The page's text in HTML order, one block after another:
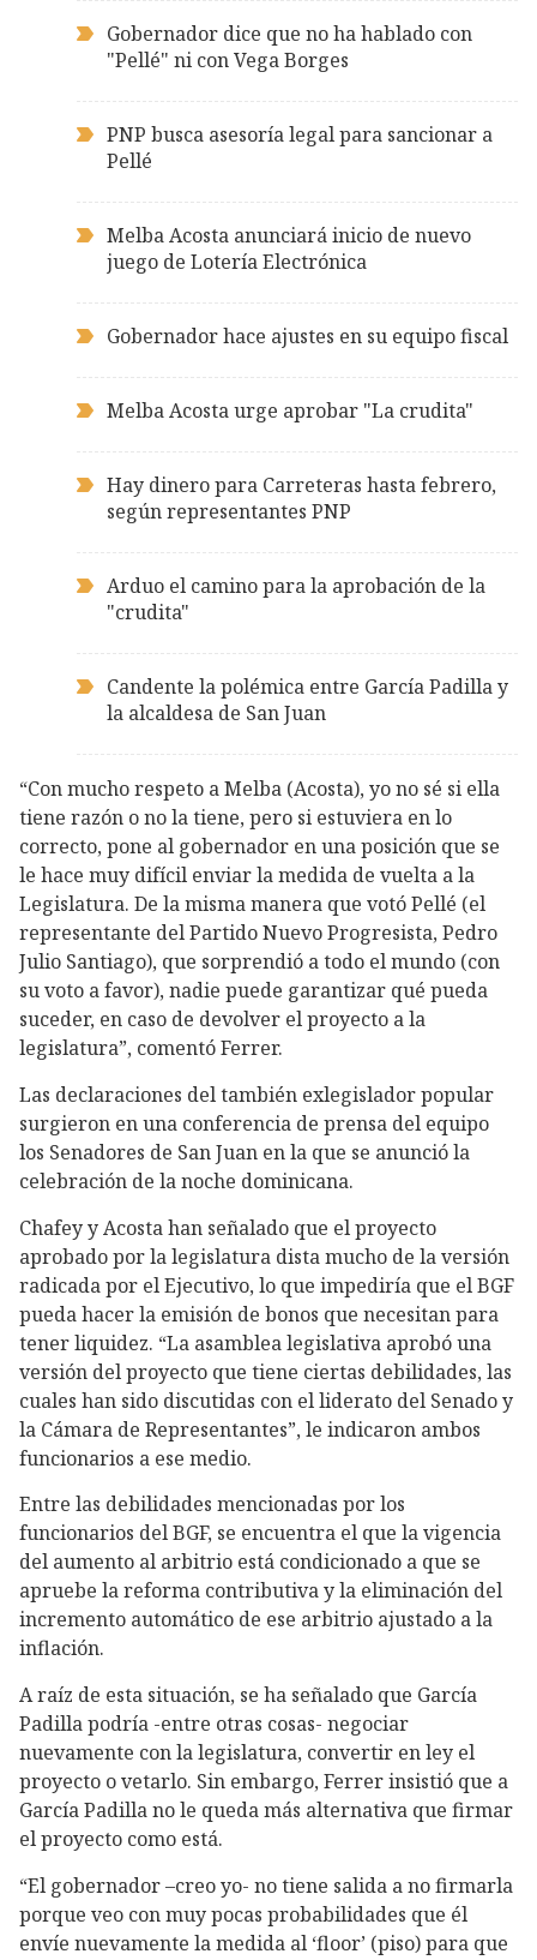
Gobernador dice que no ha hablado con
"Pellé" ni con Vega Borges
PNP busca asesoría legal para sancionar a
Pellé
Melba Acosta anunciará inicio de nuevo
juego de Lotería Electrónica
Gobernador hace ajustes en su equipo fiscal
Melba Acosta urge aprobar "La crudita"
Hay dinero para Carreteras hasta febrero,
según representantes PNP
Arduo el camino para la aprobación de la
"crudita"
Candente la polémica entre García Padilla y
la alcaldesa de San Juan
“Con mucho respeto a Melba (Acosta), yo no sé si ella
tiene razón o no la tiene, pero si estuviera en lo
correcto, pone al gobernador en una posición que se
le hace muy difícil enviar la medida de vuelta a la
Legislatura. De la misma manera que votó Pellé (el
representante del Partido Nuevo Progresista, Pedro
Julio Santiago), que sorprendió a todo el mundo (con
su voto a favor), nadie puede garantizar qué pueda
suceder, en caso de devolver el proyecto a la
legislatura”, comentó Ferrer.
Las declaraciones del también exlegislador popular
surgieron en una conferencia de prensa del equipo
los Senadores de San Juan en la que se anunció la
celebración de la noche dominicana.
Chafey y Acosta han señalado que el proyecto
aprobado por la legislatura dista mucho de la versión
radicada por el Ejecutivo, lo que impediría que el BGF
pueda hacer la emisión de bonos que necesitan para
tener liquidez. “La asamblea legislativa aprobó una
versión del proyecto que tiene ciertas debilidades, las
cuales han sido discutidas con el liderato del Senado y
la Cámara de Representantes”, le indicaron ambos
funcionarios a ese medio.
Entre las debilidades mencionadas por los
funcionarios del BGF, se encuentra el que la vigencia
del aumento al arbitrio está condicionado a que se
apruebe la reforma contributiva y la eliminación del
incremento automático de ese arbitrio ajustado a la
inflación.
A raíz de esta situación, se ha señalado que García
Padilla podría -entre otras cosas- negociar
nuevamente con la legislatura, convertir en ley el
proyecto o vetarlo. Sin embargo, Ferrer insistió que a
García Padilla no le queda más alternativa que firmar
el proyecto como está.
“El gobernador –creo yo- no tiene salida a no firmarla
porque veo con muy pocas probabilidades que él
envíe nuevamente la medida al ‘floor’ (piso) para que